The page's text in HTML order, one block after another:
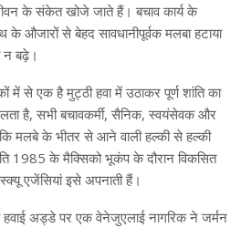
के संकेत खोजे जाते हैं। बचाव कार्य के
औजारों से बेहद सावधानीपूर्वक मलबा हटाया
न बढ़े।
में से एक है मुट्ठी हवा में उठाकर पूर्ण शांति का
है, सभी बचावकर्मी, सैनिक, स्वयंसेवक और
मलबे के भीतर से आने वाली हल्की से हल्की
1985 के मैक्सिको भूकंप के दौरान विकसित
एजेंसियां इसे अपनाती हैं।
हवाई अड्डे पर एक वेनेजुएलाई नागरिक ने जर्मन